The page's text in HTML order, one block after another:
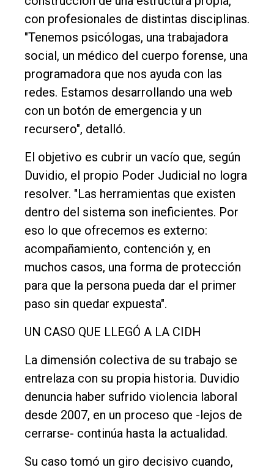
con profesionales de distintas disciplinas.
"Tenemos psicólogas, una trabajadora
social, un médico del cuerpo forense, una
programadora que nos ayuda con las
redes. Estamos desarrollando una web
con un botón de emergencia y un
recursero", detalló.
El objetivo es cubrir un vacío que, según
Duvidio, el propio Poder Judicial no logra
resolver. "Las herramientas que existen
dentro del sistema son ineficientes. Por
eso lo que ofrecemos es externo:
acompañamiento, contención y, en
muchos casos, una forma de protección
para que la persona pueda dar el primer
paso sin quedar expuesta".
UN CASO QUE LLEGÓ A LA CIDH
La dimensión colectiva de su trabajo se
entrelaza con su propia historia. Duvidio
denuncia haber sufrido violencia laboral
desde 2007, en un proceso que -lejos de
cerrarse- continúa hasta la actualidad.
Su caso tomó un giro decisivo cuando,